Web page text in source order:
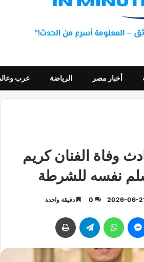
أخبار مصر الرياضة عرب
وفاة الفنان كريم
نفسه للشرطة
2026-06-
0 دقيقة واحدة